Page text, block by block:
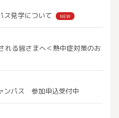
見学について NEW
れる皆さまへ＜熱中症対策のお
ンパス 参加申込受付中